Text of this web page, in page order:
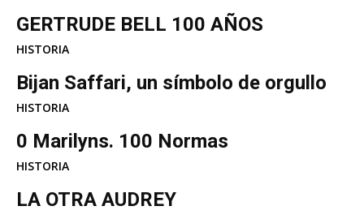
GERTRUDE BELL 100 AÑOS
HISTORIA
Bijan Saffari, un símbolo de orgullo
HISTORIA
0 Marilyns. 100 Normas
HISTORIA
LA OTRA AUDREY